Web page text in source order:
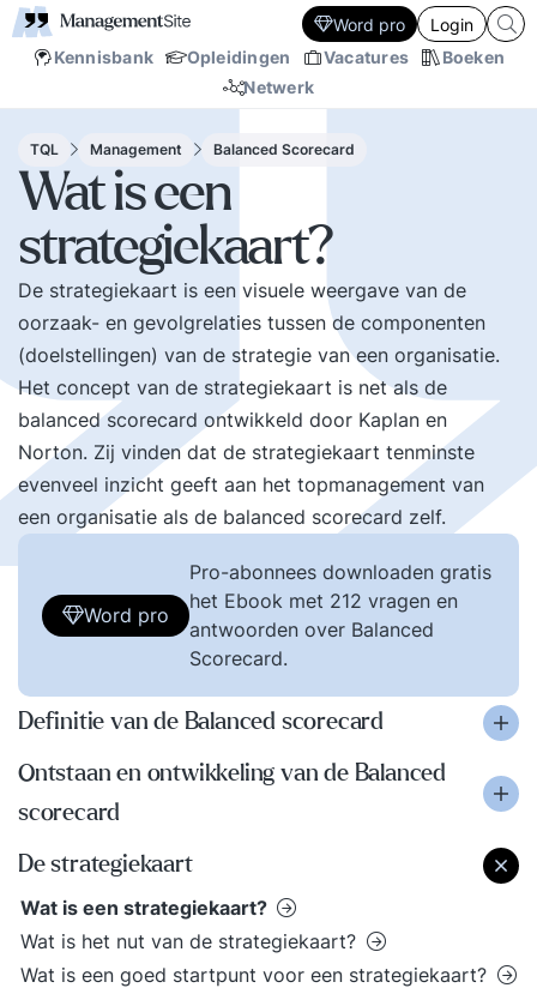
Kennisbank Opleidingen Vacatures
Boeken
Netwerk
Word pro Login
TQL Management Balanced Scorecard
Wat is een
strategiekaart?
De strategiekaart is een visuele weergave van de
oorzaak- en gevolgrelaties tussen de componenten
(doelstellingen) van de strategie van een organisatie.
Het concept van de strategiekaart is net als de
balanced scorecard ontwikkeld door Kaplan en
Norton. Zij vinden dat de strategiekaart tenminste
evenveel inzicht geeft aan het topmanagement van
een organisatie als de balanced scorecard zelf.
Word pro
Pro-abonnees downloaden gratis
het Ebook met 212 vragen en
antwoorden over Balanced
Scorecard.
Definitie van de Balanced scorecard
Ontstaan en ontwikkeling van de Balanced
scorecard
De strategiekaart
Wat is een strategiekaart?
Wat is het nut van de strategiekaart?
Wat is een goed startpunt voor een strategiekaart?